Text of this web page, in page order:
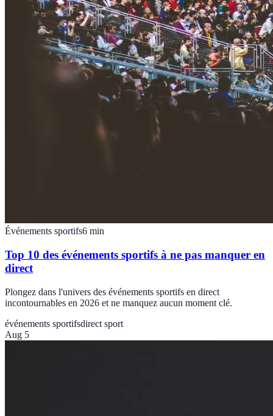
Événements sportifs6 min
Top 10 des événements sportifs à ne pas manquer en
direct
Plongez dans l'univers des événements sportifs en direct
incontournables en 2026 et ne manquez aucun moment clé.
événements sportifsdirect sport
Aug 5